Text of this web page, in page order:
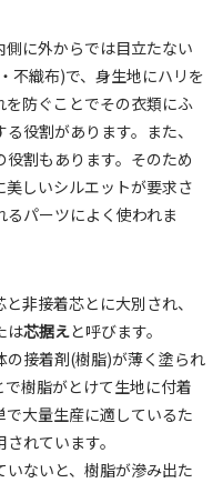
に外からでは目立たない
不織布)で、身生地にハリを
防ぐことでその衣類にふ
役割があります。また、
割もあります。そのため
しいシルエットが要求さ
パーツによく使われま
非接着芯とに大別され、
は芯据えと呼びます。
接着剤(樹脂)が薄く塗られ
樹脂がとけて生地に付着
大量生産に適しているた
れています。
ないと、樹脂が滲み出た